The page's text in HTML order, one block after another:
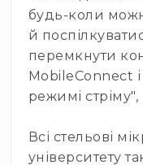
будь-коли
й
перемкнути
MobileConnect
режимі
Всі стельові
університету